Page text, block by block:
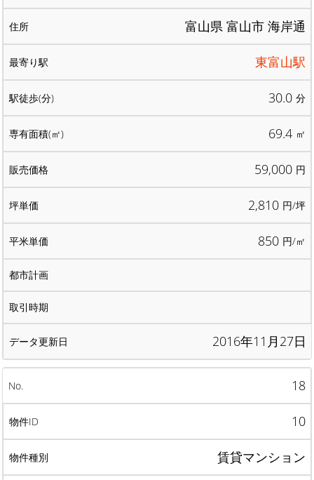
富山県 富山市 海岸通
東富山駅
30.0 分
69.4 ㎡
59,000 円
2,810 円/坪
850 円/㎡
2016年11月27日
18
10
賃貸マンション